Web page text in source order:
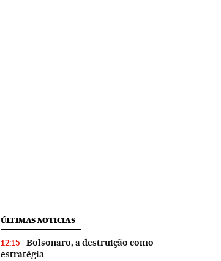
ÚLTIMAS NOTICIAS
12:15
Bolsonaro, a destruição como
estratégia